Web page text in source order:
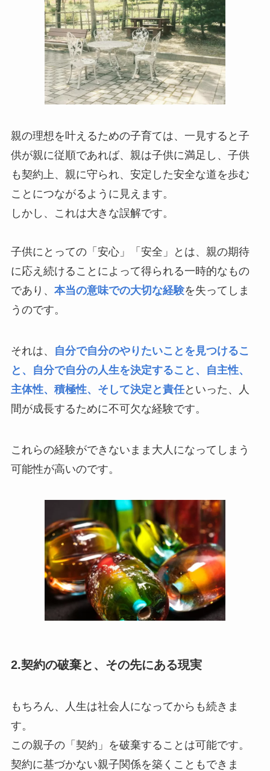
親の理想を叶えるための子育ては、一見すると子
供が親に従順であれば、親は子供に満足し、子供
も契約上、親に守られ、安定した安全な道を歩む
ことにつながるように見えます。
しかし、これは大きな誤解です。
子供にとっての「安心」「安全」とは、親の期待
に応え続けることによって得られる一時的なもの
であり、 本当の意味での大切な経験を失ってしま
うのです。
それは、
自分で自分のやりたいことを見つけるこ
と、自分で自分の人生を決定すること、自主性、
主体性、積極性、そして決定と責任といった、人
間が成長するために不可欠な経験です。
これらの経験ができないまま大人になってしまう
可能性が高いのです。
2.契約の破棄と、その先にある現実
もちろん、人生は社会人になってからも続きま
す。
この親子の「契約」を破棄することは可能です。
契約に基づかない親子関係を築くこともできま